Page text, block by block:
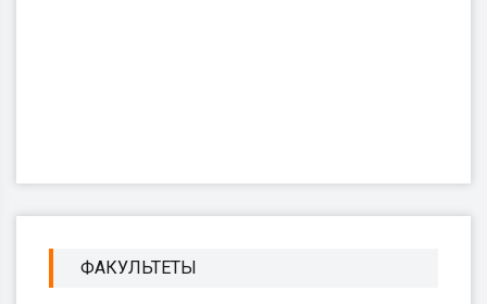
ФАКУЛЬТЕТЫ